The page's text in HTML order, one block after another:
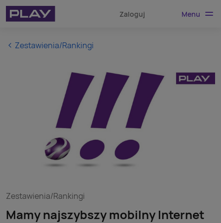
Zaloguj Menu
Zestawienia/Rankingi
Zestawienia/Rankingi
Mamy najszybszy mobilny Internet